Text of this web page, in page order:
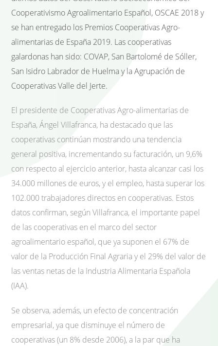
Cooperativismo Agroalimentario Español, OSCAE 2018 y
se han entregado los Premios Cooperativas Agro-
alimentarias de España 2019. Las cooperativas
galardonas han sido: COVAP, San Bartolomé de Sóller,
San Isidro Labrador de Huelma y la Agrupación de
Cooperativas Valle del Jerte.
El presidente de Cooperativas Agro-alimentarias de
España, Ángel Villafranca, ha destacado que las
cooperativas continúan mostrando una tendencia
general positiva, incrementando su facturación, un 9,6%
con respecto al ejercicio anterior, hasta alcanzar casi los
34.000 millones de euros, y el empleo, hasta superar los
102.000 trabajadores directos en cooperativas. Estos
datos confirman, según Villafranca, el importante papel
de las cooperativas en el marco del sector
agroalimentario español, que ya suponen el 67% de
valor de la Producción Final Agraria y el 29% del valor de
las ventas netas de la Industria Alimentaria Española
(IAA).
Se observa, además, un efecto de concentración
empresarial, ya que disminuye el número de
cooperativas (un 8% desde 2006), a la par que ha